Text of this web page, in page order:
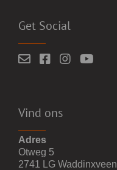
Get Social
Vind ons
Adres
Otweg 5
2741 LG Waddinxveen